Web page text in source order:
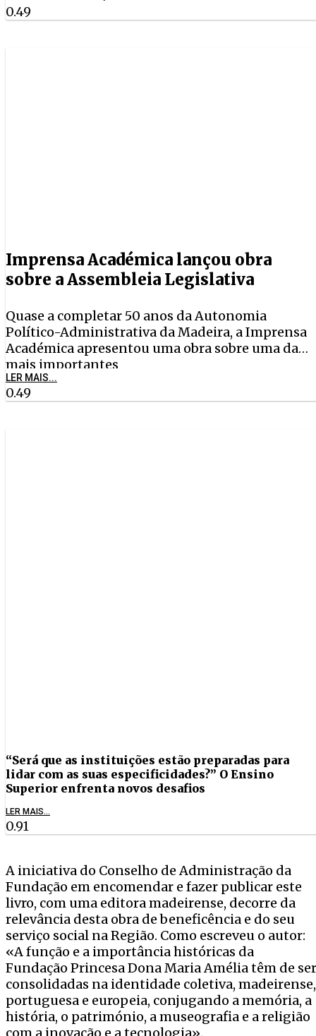
Imprensa Académica lançou obra
sobre a Assembleia Legislativa
Quase a completar 50 anos da Autonomia
Político-Administrativa da Madeira, a Imprensa
Académica apresentou uma obra sobre uma das
mais importantes
LER MAIS...
“Será que as instituições estão preparadas para
lidar com as suas especificidades?” O Ensino
Superior enfrenta novos desafios
LER MAIS...
A iniciativa do Conselho de Administração da
Fundação em encomendar e fazer publicar este
livro, com uma editora madeirense, decorre da
relevância desta obra de beneficência e do seu
serviço social na Região. Como escreveu o autor:
«A função e a importância históricas da
Fundação Princesa Dona Maria Amélia têm de ser
consolidadas na identidade coletiva, madeirense,
portuguesa e europeia, conjugando a memória, a
história, o património, a museografia e a religião